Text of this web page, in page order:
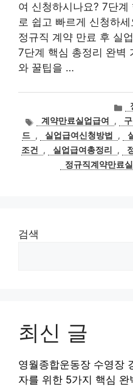
여 신청하시나요? 7단
로 쉽고 빠르게 신청하
정규직 계약 만료 후 실
7단계 핵심 총정리 완벽
와 꿀팁을 …
카
테
고
리
태계약만료실업급여 ,
드 , 실업급여신청방법 ,
조건
, 실업급여총정리 ,
정규직계약만료
검색
최신 글
영월종합운동장 수영장
자를 위한 5가지 핵심 완